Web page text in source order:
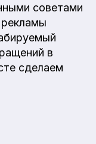
советами
рекламы
в
сделаем